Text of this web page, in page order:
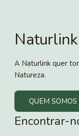
Naturlink
A Naturlink quer
Natureza.
QUEM SOMOS
Encontrar-